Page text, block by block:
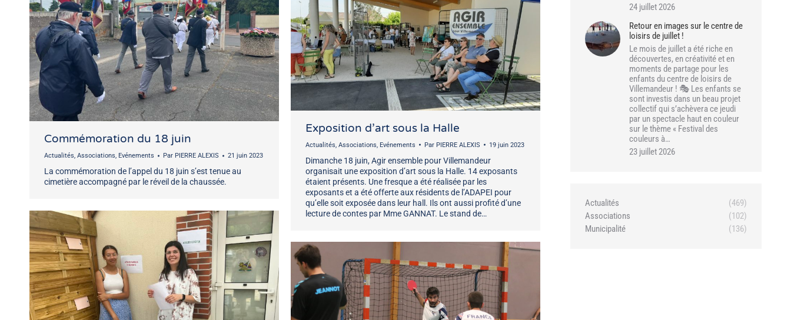
Commémoration du 18 juin
Actualités, Associations, Evénements Par PIERRE ALEXIS 21 juin 2023
La commémoration de l’appel du 18 juin s’est tenue au
cimetière accompagné par le réveil de la chaussée.
Exposition d’art sous la Halle
Actualités, Associations, Evénements Par PIERRE ALEXIS 19 juin 2023
Dimanche 18 juin, Agir ensemble pour Villemandeur
organisait une exposition d’art sous la Halle. 14 exposants
étaient présents. Une fresque a été réalisée par les
exposants et a été offerte aux résidents de l’ADAPEI pour
qu’elle soit exposée dans leur hall. Ils ont aussi profité d’une
lecture de contes par Mme GANNAT. Le stand de…
24 juillet 2026
Retour en images sur le centre de
loisirs de juillet !
Le mois de juillet a été riche en
découvertes, en créativité et en
moments de partage pour les
enfants du centre de loisirs de
Villemandeur ! 🎭 Les enfants se
sont investis dans un beau projet
collectif qui s’achèvera ce jeudi
par un spectacle haut en couleur
sur le thème « Festival des
couleurs à…
23 juillet 2026
Actualités
(469)
Associations
(102)
Municipalité
(136)